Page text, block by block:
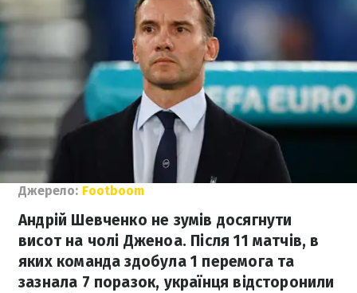
Джерело: Footboom
Андрій Шевченко не зумів досягнути
висот на чолі Дженоа. Після 11 матчів, в
яких команда здобула 1 перемога та
зазнала 7 поразок, українця відсторонили